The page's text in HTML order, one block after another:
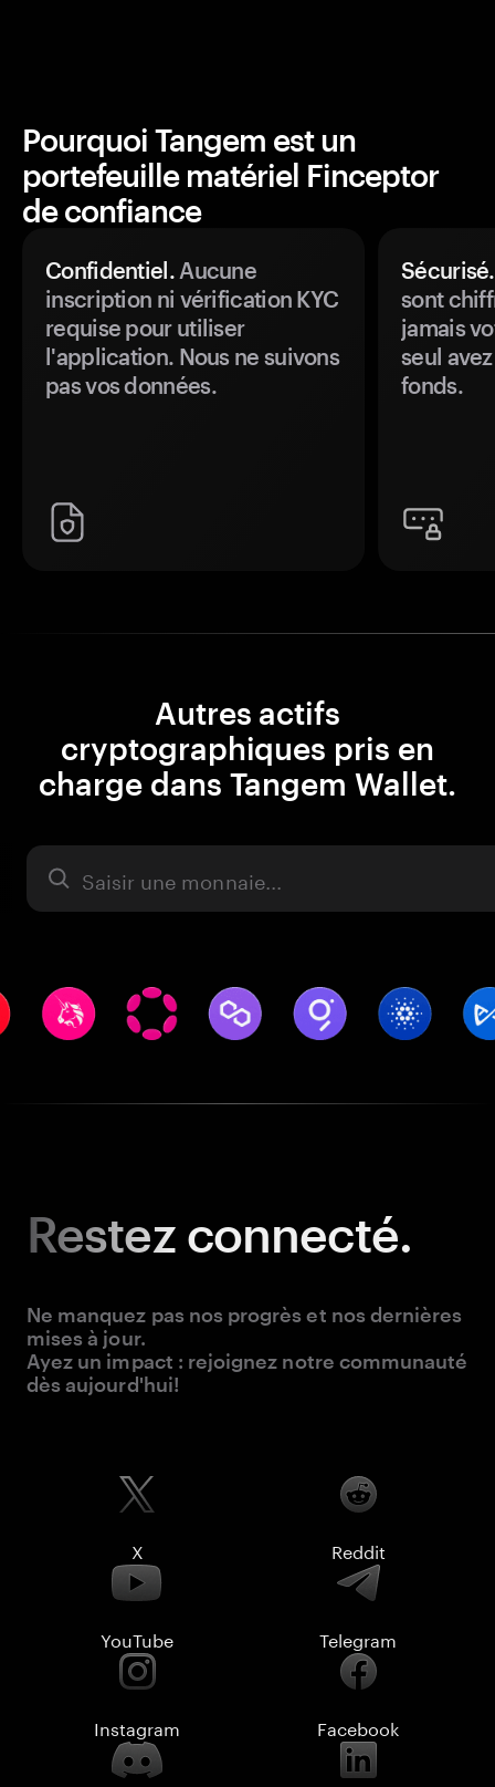
Pourquoi Tangem est un
portefeuille matériel Finceptor
de confiance
Confidentiel.Aucune
inscription ni vérification KYC
requise pour utiliser
l'application. Nous ne suivons
pas vos données.
Sécurisé.
sont
jamais
seul
fonds.
Autres actifs
cryptographiques pris en
charge dans Tangem Wallet.
Actifs
Restezconnecté.
Ne manquez pas nos progrès et nos dernières
mises à jour.
Ayez un impact : rejoignez notre communauté
dès aujourd'hui!
X Reddit
YouTube Telegram
Instagram Facebook